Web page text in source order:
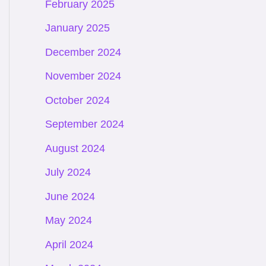
February 2025
January 2025
December 2024
November 2024
October 2024
September 2024
August 2024
July 2024
June 2024
May 2024
April 2024